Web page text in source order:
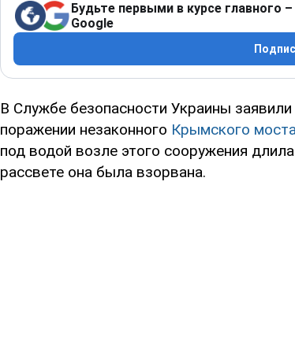
Будьте первыми в курсе главного
Google
В Службе безопасности Украины
поражении незаконного Крымского
под водой возле этого сооружения
рассвете она была взорвана.